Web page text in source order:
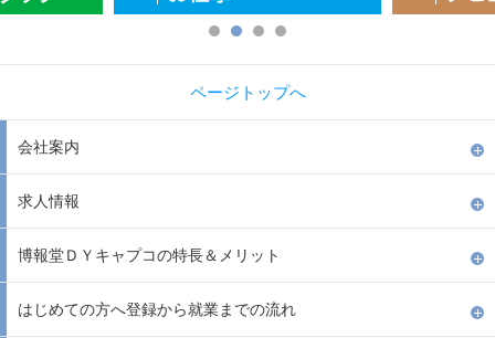
ページトップへ
会社案内
求人情報
博報堂ＤＹキャプコの特長＆メリット
はじめての方へ登録から就業までの流れ